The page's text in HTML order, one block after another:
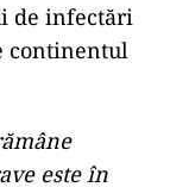
de infectări
continentul
este în